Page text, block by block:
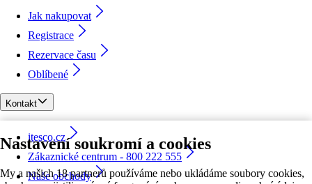
Nastavení soukromí a cookies
My a našich 18 partnerů používáme nebo ukládáme soubory cookies,
Jak nakupovat
Registrace
Rezervace času
Oblíbené
Kontakt
itesco.cz
Zákaznické centrum - 800 222 555
Naše obchody